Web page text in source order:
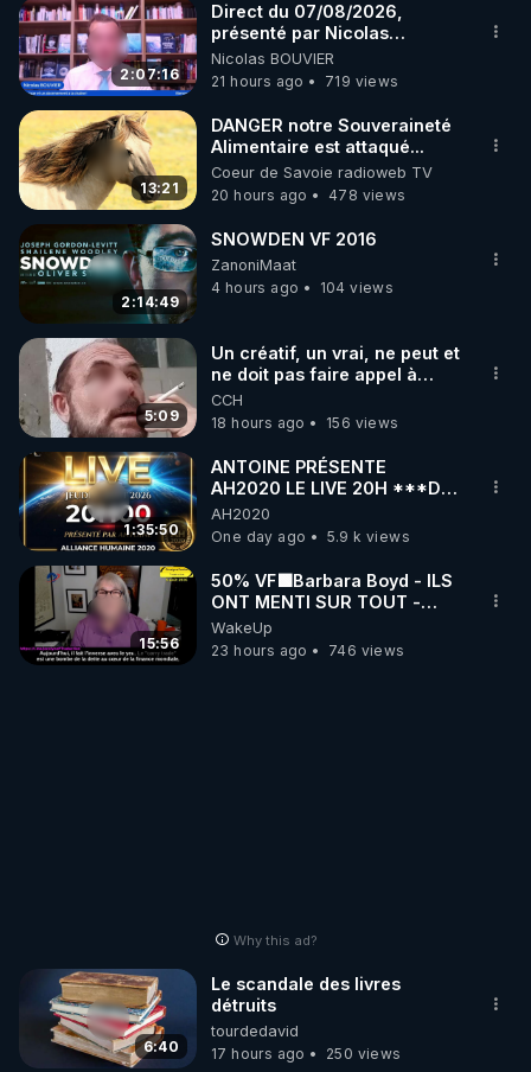
2:07:16
Direct du 07/08/2026,
présenté par Nicolas
BOUVIER
Nicolas BOUVIER
21 hours ago
719 views
13:21
DANGER notre Souveraineté
Alimentaire est attaqué...
Coeur de Savoie radioweb TV
20 hours ago
478 views
2:14:49
SNOWDEN VF 2016
ZanoniMaat
4 hours ago
104 views
5:09
Un créatif, un vrai, ne peut et
ne doit pas faire appel à
l'intelligence artificielle
CCH
18 hours ago
156 views
1:35:50
ANTOINE PRÉSENTE
AH2020 LE LIVE 20H ***DU
06/08/2026***
AH2020
One day ago
5.9 k views
15:56
50% VF🟩Barbara Boyd - ILS
ONT MENTI SUR TOUT -
Jocelyne Traduction
WakeUp
23 hours ago
746 views
Why this ad?
6:40
Le scandale des livres
détruits
tourdedavid
17 hours ago
250 views